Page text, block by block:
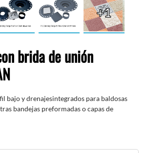
+1
brida de unión
bajoydrenajesintegrados para baldosas
bandejas preformadas o capas de